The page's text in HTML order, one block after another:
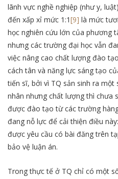
lãnh vực nghề nghiệp (như y,
đến xấp xỉ mức 1:1[9] là mức
học nghiên cứu lớn của phương
nhưng các trường đại học vẫn
việc nâng cao chất lượng đào
cách tân và năng lực sáng tạo
tiến sĩ, bởi vì TQ sản sinh ra
nhân nhưng chất lượng thì chưa
được đào tạo từ các trường
đang nỗ lực để cải thiện điều
được yêu cầu có bài đăng trên
bảo vệ luận án.
Trong thực tế ở TQ chỉ có một